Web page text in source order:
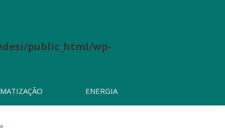
public_html/wp-
ENERGIA